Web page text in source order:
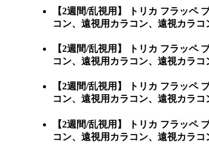
【2週間/乱視用】 トリカ フラッペ
コン、遠視用カラコン、遠視カラ
【2週間/乱視用】 トリカ フラッペ
コン、遠視用カラコン、遠視カラ
【2週間/乱視用】 トリカ フラッペ
コン、遠視用カラコン、遠視カラ
【2週間/乱視用】 トリカ フラッペ
コン、遠視用カラコン、遠視カラ